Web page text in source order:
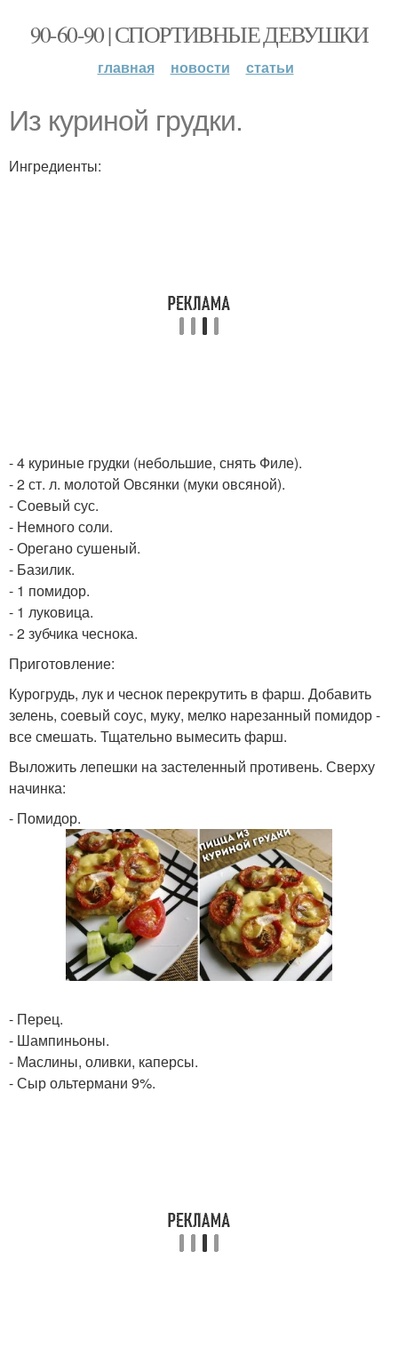
90-60-90 | СПОРТИВНЫЕ ДЕВУШКИ
главная новости статьи
Из куриной грудки.
Ингредиенты:
- 4 куриные грудки (небольшие, снять Филе).
- 2 ст. л. молотой Овсянки (муки овсяной).
- Соевый сус.
- Немного соли.
- Орегано сушеный.
- Базилик.
- 1 помидор.
- 1 луковица.
- 2 зубчика чеснока.
Приготовление:
Курогрудь, лук и чеснок перекрутить в фарш. Добавить
зелень, соевый соус, муку, мелко нарезанный помидор -
все смешать. Тщательно вымесить фарш.
Выложить лепешки на застеленный противень. Сверху
начинка:
- Помидор.
- Перец.
- Шампиньоны.
- Маслины, оливки, каперсы.
- Сыр ольтермани 9%.